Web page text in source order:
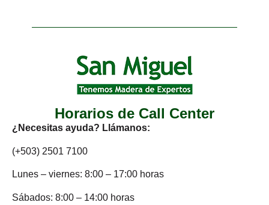
Horarios de Call Center
¿Necesitas ayuda? Llámanos:
(+503) 2501 7100
Lunes – viernes: 8:00 – 17:00 horas
Sábados: 8:00 – 14:00 horas